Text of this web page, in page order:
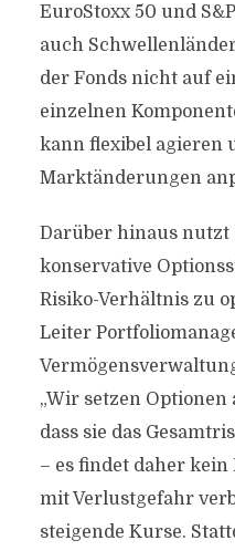
EuroStoxx 50 und
auch
der Fonds nicht auf
einzelnen
kann flexibel agieren
Marktänderungen
Darüber hinaus nutzt
konservative
Risiko-Verhältnis zu
Leiter
„Wir setzen
dass sie das
– es findet daher kein
mit Verlustgefahr
steigende Kurse.